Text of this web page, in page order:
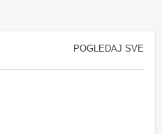
POGLEDAJ SVE